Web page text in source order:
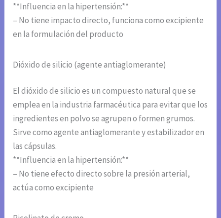
**Influencia en la hipertensión:**
– No tiene impacto directo, funciona como excipiente
en la formulación del producto
Dióxido de silicio (agente antiaglomerante)
El dióxido de silicio es un compuesto natural que se
emplea en la industria farmacéutica para evitar que los
ingredientes en polvo se agrupen o formen grumos.
Sirve como agente antiaglomerante y estabilizador en
las cápsulas.
**Influencia en la hipertensión:**
– No tiene efecto directo sobre la presión arterial,
actúa como excipiente